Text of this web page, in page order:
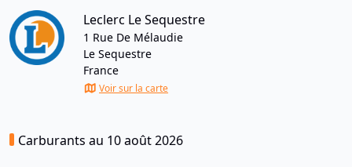
Leclerc Le Sequestre
1 Rue De Mélaudie
Le Sequestre
France
Voir sur la carte
Carburants au 10 août 2026